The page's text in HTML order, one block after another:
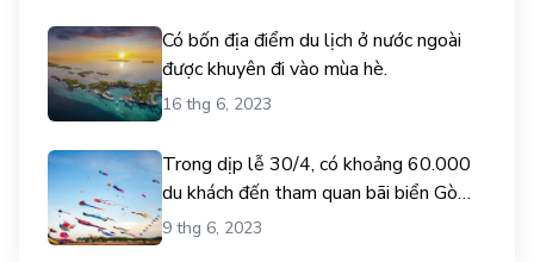
Có bốn địa điểm du lịch ở nước ngoài
được khuyên đi vào mùa hè.
16 thg 6, 2023
Trong dịp lễ 30/4, có khoảng 60.000
du khách đến tham quan bãi biển Gò
Công.
9 thg 6, 2023